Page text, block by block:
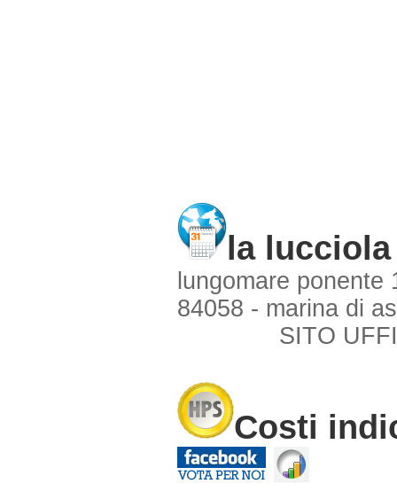
la lucciola
lungomare ponente
84058 - marina di
SITO
Costi